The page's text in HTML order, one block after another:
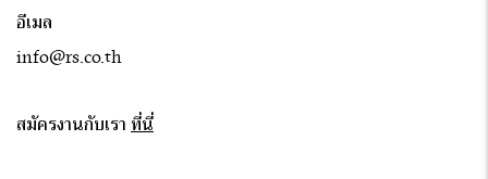
อีเมล
info@rs.co.th
สมัครงานกับเรา ที่นี่